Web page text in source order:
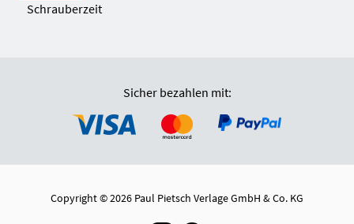
Schrauberzeit
Sicher bezahlen mit:
Copyright © 2026 Paul Pietsch Verlage GmbH & Co. KG